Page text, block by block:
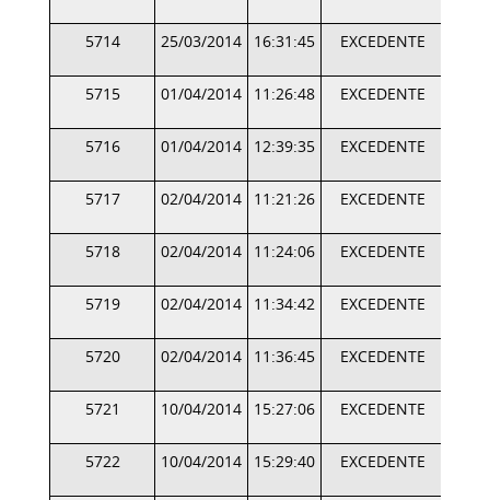
5714 25/03/2014 16:31:45 EXCEDENTE
5715 01/04/2014 11:26:48 EXCEDENTE
5716 01/04/2014 12:39:35 EXCEDENTE
5717 02/04/2014 11:21:26 EXCEDENTE
5718 02/04/2014 11:24:06 EXCEDENTE
5719 02/04/2014 11:34:42 EXCEDENTE
5720 02/04/2014 11:36:45 EXCEDENTE
5721 10/04/2014 15:27:06 EXCEDENTE
5722 10/04/2014 15:29:40 EXCEDENTE